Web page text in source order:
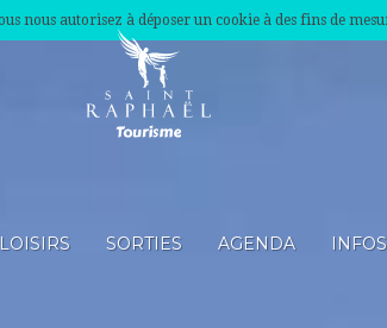
nous autorisez à déposer un cookie à des fins de
LOISIRS SORTIES AGENDA